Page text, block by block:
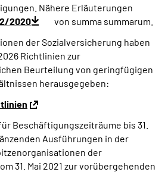
Nähere Erläuterungen
2020
von summa summarum.
der Sozialversicherung haben
Richtlinien zur
Beurteilung von geringfügigen
herausgegeben:
Beschäftigungszeiträume bis 31.
Ausführungen in der
der
31. Mai 2021 zur vorübergehenden